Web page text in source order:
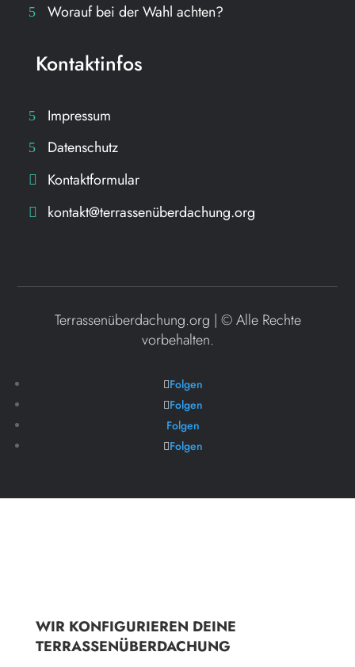
Worauf bei der Wahl achten?
Kontaktinfos
Impressum
Datenschutz
Kontaktformular
kontakt@terrassenüberdachung.org
Terrassenüberdachung.org | ©Alle Rechte
vorbehalten.
Folgen
Folgen
Folgen
Folgen
WIR KONFIGURIEREN DEINE
TERRASSENÜBERDACHUNG